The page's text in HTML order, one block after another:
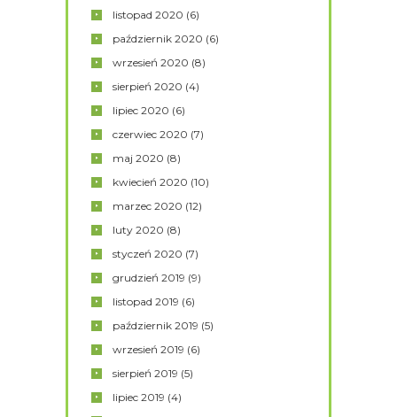
listopad2020 (6)
październik2020 (6)
wrzesień2020 (8)
sierpień2020 (4)
lipiec2020 (6)
czerwiec2020 (7)
maj2020 (8)
kwiecień2020 (10)
marzec2020 (12)
luty2020 (8)
styczeń2020 (7)
grudzień2019 (9)
listopad2019 (6)
październik2019 (5)
wrzesień2019 (6)
sierpień2019 (5)
lipiec2019 (4)